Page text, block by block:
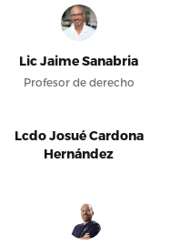
Lic Jaime Sanabria
Profesor de derecho
Lcdo Josué Cardona
Hernández